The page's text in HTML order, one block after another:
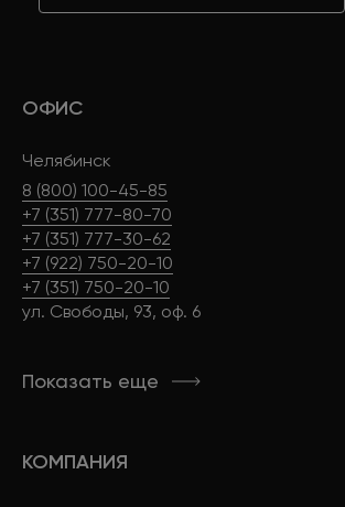
ОФИС
Челябинск
8 (800) 100-45-85
+7 (351) 777-80-70
+7 (351) 777-30-62
+7 (922) 750-20-10
+7 (351) 750-20-10
ул. Свободы, 93, оф. 6
Показать еще
КОМПАНИЯ